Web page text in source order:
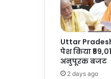
Uttar
पेश किया
अनुपूरक बजट
2 days ago